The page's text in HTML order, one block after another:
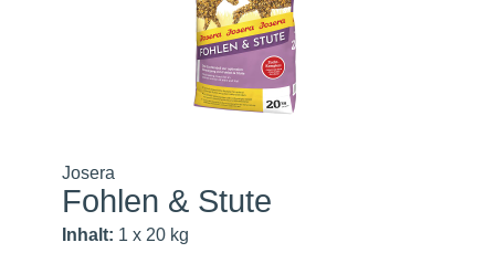
Josera
Fohlen & Stute
Inhalt: 1 x 20 kg